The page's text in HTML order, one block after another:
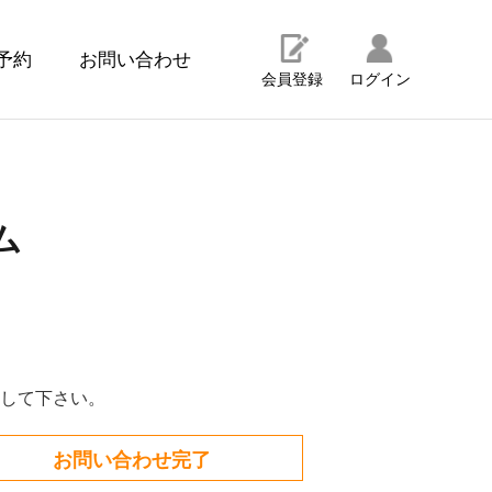
約 お問い合わせ
会員登録 ログイン
て下さい。
お問い合わせ完了